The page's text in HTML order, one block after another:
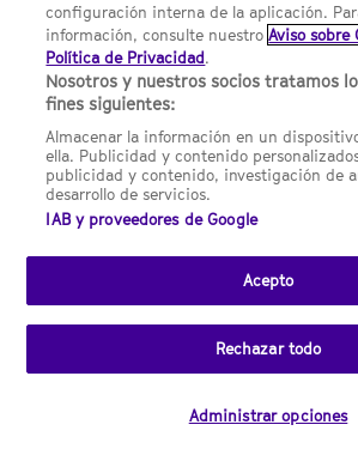
NBCUNIVERSAL
Contáctanos por email:
NBC Universal Global Networks España
Europa. Paseo de la Castellana, 95. Planta
82227893
SYFY España está sujeto a la jurisdicción
por la Comisión Nacional de los Mercados
(CNMC).
Portugal
SYFY USA
Desarrollado porClicknaranja
configuración interna de la aplicación.
información, consulte nuestroAviso sobre
Política de Privacidad.
Nosotros y nuestros socios tratamos
fines siguientes:
Almacenar la información en un
ella. Publicidad y contenido
publicidad y contenido, investigación de
desarrollo de servicios.
IAB y proveedores de Google
Acepto
Rechazar todo
Administrar opciones